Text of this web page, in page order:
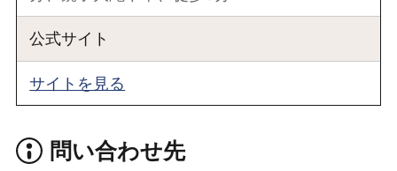
公式サイト
サイトを見る
問い合わせ先